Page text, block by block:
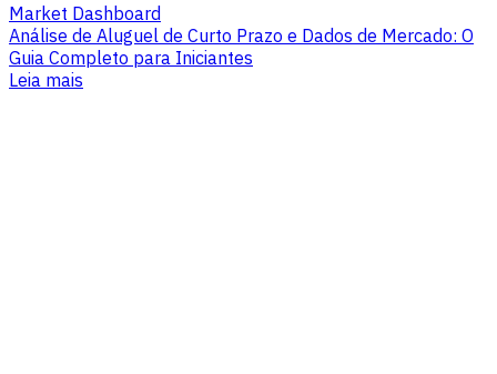
Market Dashboard
Análise de Aluguel de Curto Prazo e Dados de Mercado: O
Guia Completo para Iniciantes
Leia mais